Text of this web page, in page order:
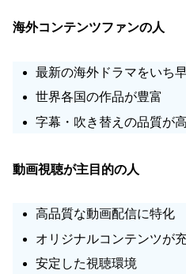
海外コンテンツファンの人
最新の海外ドラマをいち
世界各国の作品が豊富
字幕・吹き替えの品質が
動画視聴が主目的の人
高品質な動画配信に特化
オリジナルコンテンツが
安定した視聴環境